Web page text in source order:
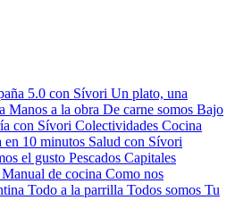
5.0 con Sívori Un plato, una
Manos a la obra De carne somos Bajo
con Sívori Colectividades Cocina
en 10 minutos Salud con Sívori
el gusto Pescados Capitales
Manual de cocina Como nos
Todo a la parrilla Todos somos Tu